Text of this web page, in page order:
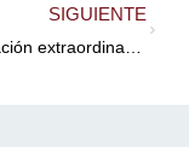
SIGUIENTE
Regularización extraordinaria de extranjeros en España 2026